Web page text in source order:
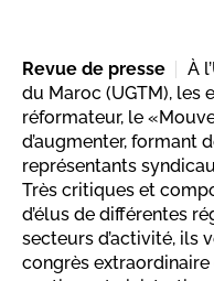
Revue de presse
À
du Maroc (UGTM), les
réformateur, le
d’augmenter, formant
représentants
Très critiques et
d’élus de différentes
secteurs d’activité, ils
congrès extraordinaire